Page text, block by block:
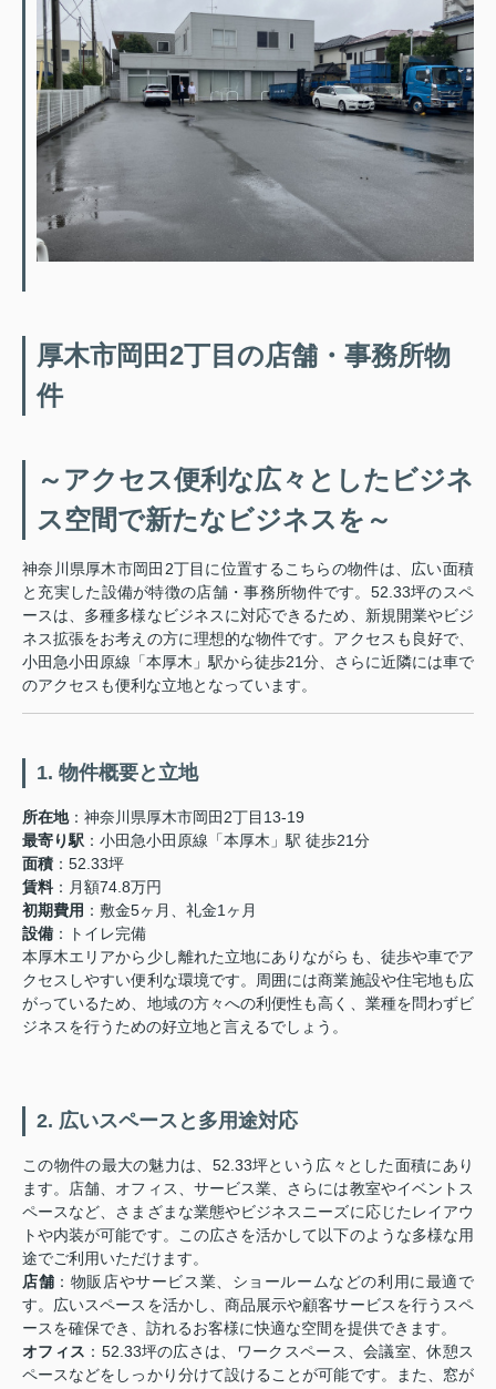
厚木市岡田2丁目の店舗・事務所物
件
～アクセス便利な広々としたビジネ
ス空間で新たなビジネスを～
神奈川県厚木市岡田2丁目に位置するこちらの物件は、広い面積
と充実した設備が特徴の店舗・事務所物件です。52.33坪のスペ
ースは、多種多様なビジネスに対応できるため、新規開業やビジ
ネス拡張をお考えの方に理想的な物件です。アクセスも良好で、
小田急小田原線「本厚木」駅から徒歩21分、さらに近隣には車で
のアクセスも便利な立地となっています。
1. 物件概要と立地
所在地：神奈川県厚木市岡田2丁目13-19
最寄り駅 ：小田急小田原線「本厚木」駅 徒歩21分
面積 ：52.33坪
賃料：月額74.8万円
初期費用 ：敷金5ヶ月、礼金1ヶ月
設備 ：トイレ完備
本厚木エリアから少し離れた立地にありながらも、徒歩や車でア
クセスしやすい便利な環境です。周囲には商業施設や住宅地も広
がっているため、地域の方々への利便性も高く、業種を問わずビ
ジネスを行うための好立地と言えるでしょう。
2. 広いスペースと多用途対応
この物件の最大の魅力は、52.33坪という広々とした面積にあり
ます。店舗、オフィス、サービス業、さらには教室やイベントス
ペースなど、さまざまな業態やビジネスニーズに応じたレイアウ
トや内装が可能です。この広さを活かして以下のような多様な用
途でご利用いただけます。
店舗 ：物販店やサービス業、ショールームなどの利用に最適で
す。広いスペースを活かし、商品展示や顧客サービスを行うスペ
ースを確保でき、訪れるお客様に快適な空間を提供できます。
オフィス ：52.33坪の広さは、ワークスペース、会議室、休憩ス
ペースなどをしっかり分けて設けることが可能です。また、窓が